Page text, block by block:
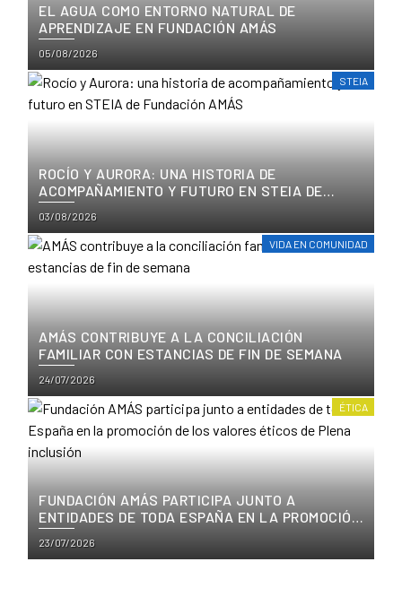
EL AGUA COMO ENTORNO NATURAL DE
APRENDIZAJE EN FUNDACIÓN AMÁS
Posted
on
05/08/2026
STEIA
ROCÍO Y AURORA: UNA HISTORIA DE
ACOMPAÑAMIENTO Y FUTURO EN STEIA DE
FUNDACIÓN AMÁS
Posted
on
03/08/2026
VIDA EN COMUNIDAD
AMÁS CONTRIBUYE A LA CONCILIACIÓN
FAMILIAR CON ESTANCIAS DE FIN DE SEMANA
Posted
on
24/07/2026
ÉTICA
FUNDACIÓN AMÁS PARTICIPA JUNTO A
ENTIDADES DE TODA ESPAÑA EN LA PROMOCIÓN
DE LOS VALORES ÉTICOS DE PLENA INCLUSIÓN
Posted
on
23/07/2026